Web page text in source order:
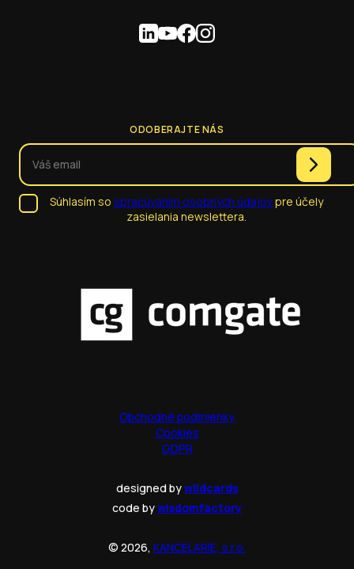
ODOBERAJTE NÁS
Súhlasím so spracúvaním osobných údajovpre účely
zasielania newslettera.
Obchodné podmienky
Cookies
GDPR
designed bywildcards
code bywisdomfactory
© 2026, KANCELARIE, s.r.o.